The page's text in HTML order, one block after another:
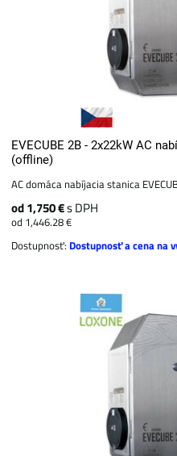
EVECUBE 2B - 2x22kW AC
(offline)
AC domáca nabíjacia stanica
od 1,750 €s DPH
od 1,446.28 €
Dostupnosť: Dostupnosť a cena na